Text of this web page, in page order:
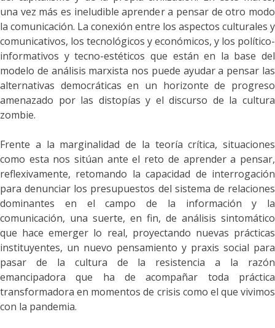
una vez más es ineludible aprender a pensar de otro modo
la comunicación. La conexión entre los aspectos culturales y
comunicativos, los tecnológicos y económicos, y los político-
informativos y tecno-estéticos que están en la base del
modelo de análisis marxista nos puede ayudar a pensar las
alternativas democráticas en un horizonte de progreso
amenazado por las distopías y el discurso de la cultura
zombie.
Frente a la marginalidad de la teoría crítica, situaciones
como esta nos sitúan ante el reto de aprender a pensar,
reflexivamente, retomando la capacidad de interrogación
para denunciar los presupuestos del sistema de relaciones
dominantes en el campo de la información y la
comunicación, una suerte, en fin, de análisis sintomático
que hace emerger lo real, proyectando nuevas prácticas
instituyentes, un nuevo pensamiento y praxis social para
pasar de la cultura de la resistencia a la razón
emancipadora que ha de acompañar toda práctica
transformadora en momentos de crisis como el que vivimos
con la pandemia.